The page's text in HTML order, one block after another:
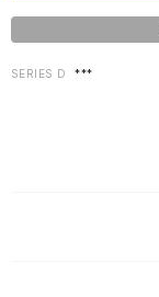
SERIES D ***